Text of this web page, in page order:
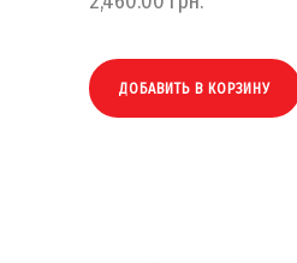
ДОБАВИТЬ В КОРЗИНУ